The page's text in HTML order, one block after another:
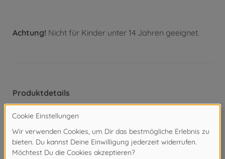
Achtung! Nicht für Kinder unter 14 Jahren geeignet.
Produktdetails
- Detaillierter Modellbausatz im Maßstab 1:72
- Der qualitativ hochwertige Bausatz von TAMIYA
muss in
Eigenregie montiert werden.
- Der selbstständige Aufbau wird mithilfe einer Schritt